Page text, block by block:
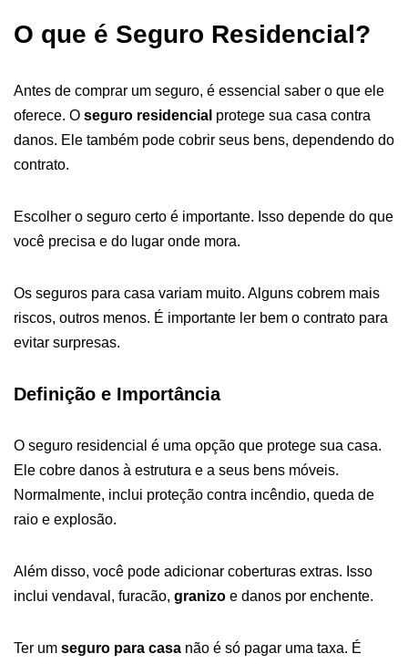
O que é Seguro Residencial?
Antes de comprar um seguro, é essencial saber o que ele
oferece. O seguro residencial protege sua casa contra
danos. Ele também pode cobrir seus bens, dependendo do
contrato.
Escolher o seguro certo é importante. Isso depende do que
você precisa e do lugar onde mora.
Os seguros para casa variam muito. Alguns cobrem mais
riscos, outros menos. É importante ler bem o contrato para
evitar surpresas.
Definição e Importância
O seguro residencial é uma opção que protege sua casa.
Ele cobre danos à estrutura e a seus bens móveis.
Normalmente, inclui proteção contra incêndio, queda de
raio e explosão.
Além disso, você pode adicionar coberturas extras. Isso
inclui vendaval, furacão, granizo e danos por enchente.
Ter um seguro para casa não é só pagar uma taxa. É